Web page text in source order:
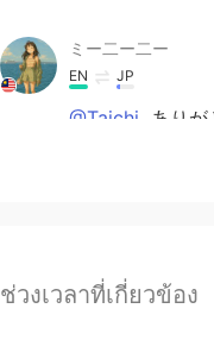
ミー二ー二ー
EN JP
@Taichi ありが
ช่วงเวลาที่เกี่ยวข้อง